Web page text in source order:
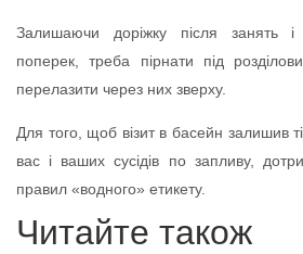
Залишаючи доріжку після занять
поперек, треба пірнати під
перелазити через них зверху.
Для того, щоб візит в басейн залишив
вас і ваших сусідів по запливу,
правил «водного» етикету.
Читайте також